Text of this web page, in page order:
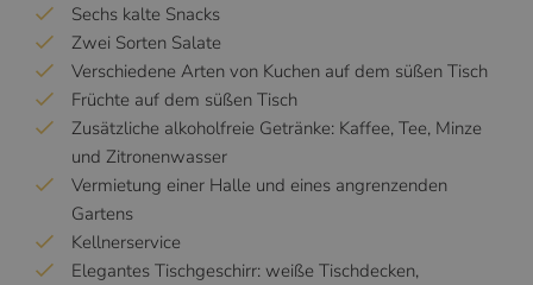
Sechs kalte Snacks
Zwei Sorten Salate
Verschiedene Arten von Kuchen auf dem süßen Tisch
Früchte auf dem süßen Tisch
Zusätzliche alkoholfreie Getränke: Kaffee, Tee, Minze
und Zitronenwasser
Vermietung einer Halle und eines angrenzenden
Gartens
Kellnerservice
Elegantes Tischgeschirr: weiße Tischdecken,